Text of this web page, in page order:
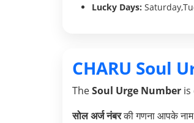
Lucky Days:
CHARU Soul
TheSoul Urge Number
सोल अर्ज नंबरकी गणना आपके नाम